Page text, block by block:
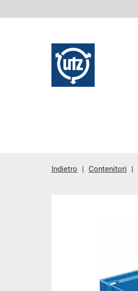
Indietro Contenitori